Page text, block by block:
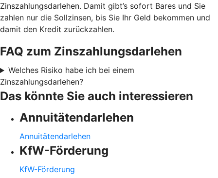
Zinszahlungsdarlehen. Damit gibt’s sofort Bares und Sie
zahlen nur die Sollzinsen, bis Sie Ihr Geld bekommen und
damit den Kredit zurückzahlen.
FAQ zum Zinszahlungsdarlehen
Welches Risiko habe ich bei einem
Zinszahlungsdarlehen?
Das könnte Sie auch interessieren
Annuitätendarlehen
Annuitätendarlehen
KfW-Förderung
KfW-Förderung